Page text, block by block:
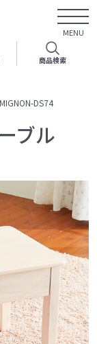
MENU
商品検索
DS74
ブル